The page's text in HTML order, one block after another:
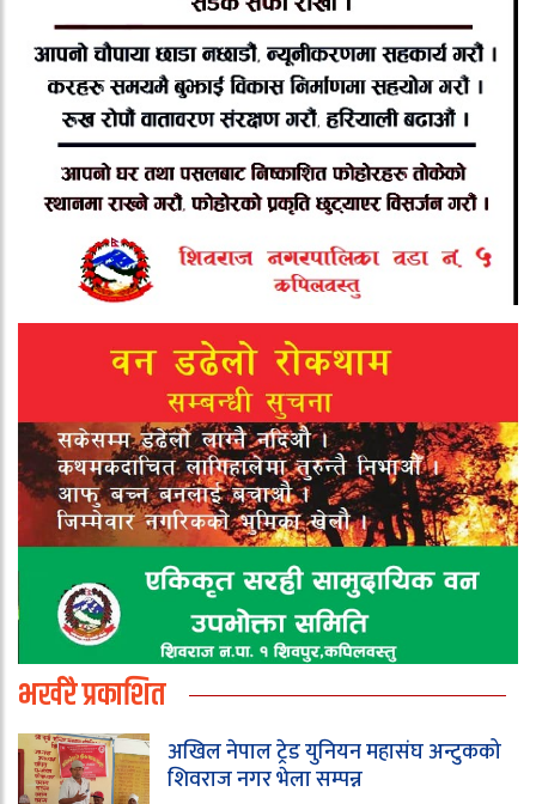
भर्खरै प्रकाशित
अखिल नेपाल ट्रेड युनियन महासंघ अन्टुकको
शिवराज नगर भेला सम्पन्न